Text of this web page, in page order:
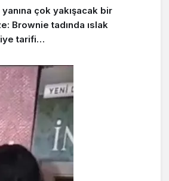
yanına çok yakışacak bir
Brownie tadında ıslak
tarifi…